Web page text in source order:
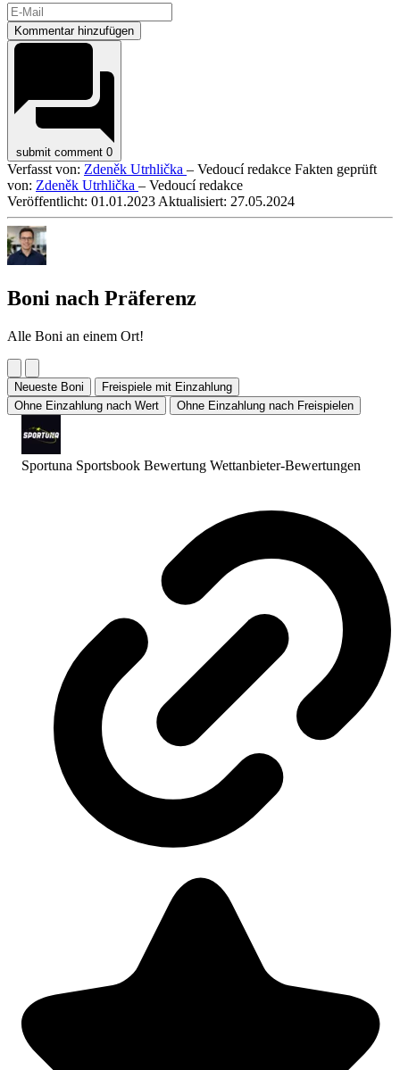
Kommentar hinzufügen
submit comment 0
Verfasst von: Zdeněk Utrhlička – Vedoucí redakce Fakten geprüft
von: Zdeněk Utrhlička – Vedoucí redakce
Veröffentlicht: 01.01.2023Aktualisiert: 27.05.2024
Boni nach Präferenz
Alle Boni an einem Ort!
Neueste Boni
Freispiele mit Einzahlung
Ohne Einzahlung nach Wert
Ohne Einzahlung nach Freispielen
Sportuna Sportsbook Bewertung Wettanbieter-Bewertungen